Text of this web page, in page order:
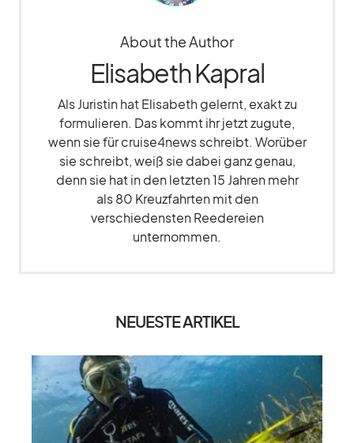
About the Author
Elisabeth Kapral
Als Juristin hat Elisabeth gelernt, exakt zu
formulieren. Das kommt ihr jetzt zugute,
wenn sie für cruise4news schreibt. Worüber
sie schreibt, weiß sie dabei ganz genau,
denn sie hat in den letzten 15 Jahren mehr
als 80 Kreuzfahrten mit den
verschiedensten Reedereien
unternommen.
NEUESTE ARTIKEL